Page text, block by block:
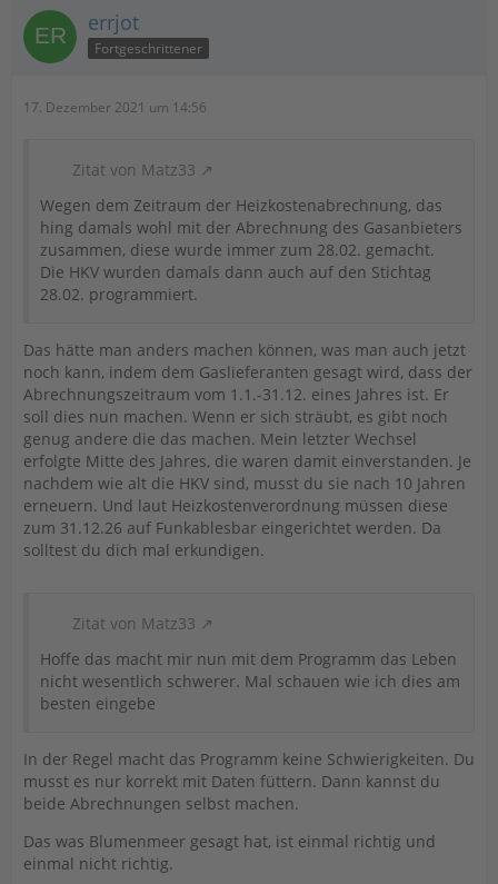
errjot
Fortgeschrittener
17. Dezember 2021 um 14:56
Zitat von Matz33
Wegen dem Zeitraum der Heizkostenabrechnung, das
hing damals wohl mit der Abrechnung des Gasanbieters
zusammen, diese wurde immer zum 28.02. gemacht.
Die HKV wurden damals dann auch auf den Stichtag
28.02. programmiert.
Das hätte man anders machen können, was man auch jetzt
noch kann, indem dem Gaslieferanten gesagt wird, dass der
Abrechnungszeitraum vom 1.1.-31.12. eines Jahres ist. Er
soll dies nun machen. Wenn er sich sträubt, es gibt noch
genug andere die das machen. Mein letzter Wechsel
erfolgte Mitte des Jahres, die waren damit einverstanden. Je
nachdem wie alt die HKV sind, musst du sie nach 10 Jahren
erneuern. Und laut Heizkostenverordnung müssen diese
zum 31.12.26 auf Funkablesbar eingerichtet werden. Da
solltest du dich mal erkundigen.
Zitat von Matz33
Hoffe das macht mir nun mit dem Programm das Leben
nicht wesentlich schwerer. Mal schauen wie ich dies am
besten eingebe
In der Regel macht das Programm keine Schwierigkeiten. Du
musst es nur korrekt mit Daten füttern. Dann kannst du
beide Abrechnungen selbst machen.
Das was Blumenmeer gesagt hat, ist einmal richtig und
einmal nicht richtig.